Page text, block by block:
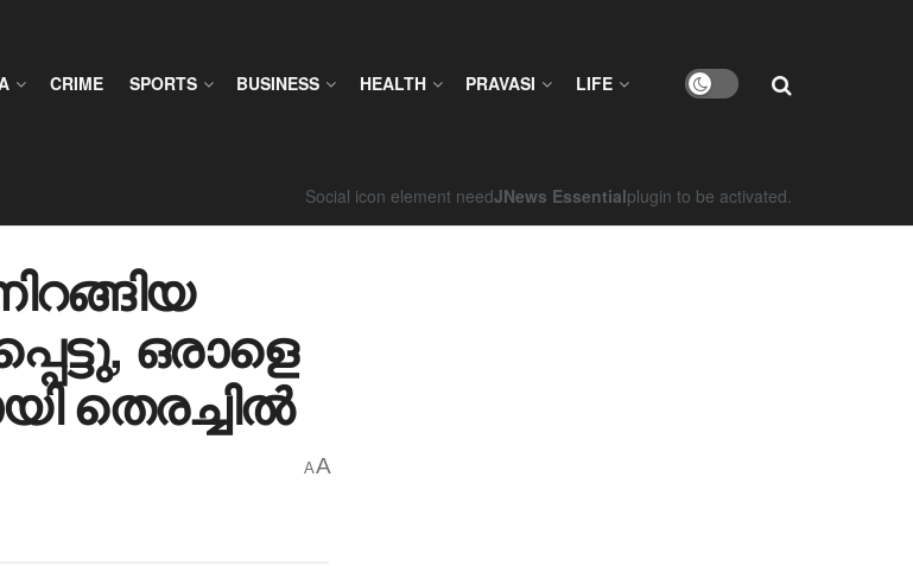
CRIME SPORTS BUSINESS HEALTH PRAVASI LIFE
Social icon element needJNews Essentialplugin to be activated.
ഒരാളെ
തെരച്ചിൽ
AA